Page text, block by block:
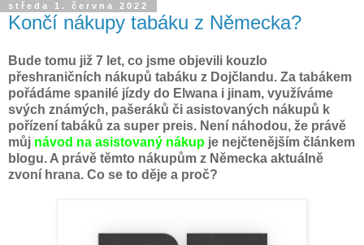
středa 1. června 2022
Končí nákupy tabáku z Německa?
Bude tomu již 7 let, co jsme objevili kouzlo
přeshraničních nákupů tabáku z Dojčlandu. Za tabákem
pořádáme spanilé jízdy do Elwana i jinam, využíváme
svých známých, pašeráků či asistovaných nákupů k
pořízení tabáků za super preis. Není náhodou, že právě
můj návod na asistovaný nákup je nejčtenějším článkem
blogu. A právě těmto nákupům z Německa aktuálně
zvoní hrana. Co se to děje a proč?